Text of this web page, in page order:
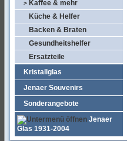
> Kaffee & mehr
Küche & Helfer
Backen & Braten
Gesundheitshelfer
Ersatzteile
Kristallglas
Jenaer Souvenirs
Sonderangebote
Jenaer
Glas 1931-2004